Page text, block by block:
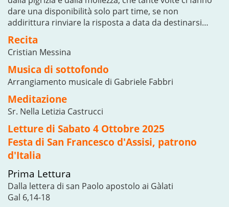
dare una disponibilità solo part time, se non
addirittura rinviare la risposta a data da destinarsi…
Recita
Cristian Messina
Musica di sottofondo
Arrangiamento musicale di Gabriele Fabbri
Meditazione
Sr. Nella Letizia Castrucci
Letture di Sabato 4 Ottobre 2025
Festa di San Francesco d'Assisi, patrono
d'Italia
Prima Lettura
Dalla lettera di san Paolo apostolo ai Gàlati
Gal 6,14-18